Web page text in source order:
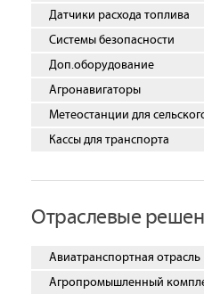
Датчики расхода топлива
Системы безопасности
Доп.оборудование
Агронавигаторы
Метеостанции для
Кассы для транспорта
Отраслевые
Авиатранспортная отрасль
Агропромышленный